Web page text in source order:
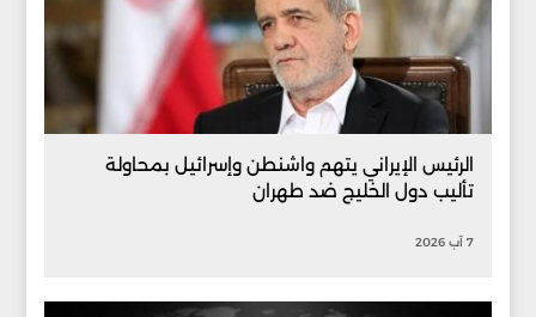
الرئيس الإيراني يتهم واشنطن وإسرائيل بمحاولة
تأليب دول الخليج ضد طهران
7 آب 2026